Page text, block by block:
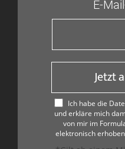
E-
Jetzt
Ich habe die
und erkläre mich
von mir im
elektronisch